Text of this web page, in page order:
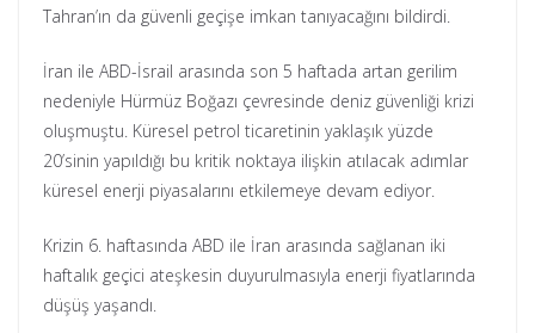
Tahran’ın da güvenli geçişe imkan tanıyacağını bildirdi.
İran ile ABD-İsrail arasında son 5 haftada artan gerilim
nedeniyle Hürmüz Boğazı çevresinde deniz güvenliği krizi
oluşmuştu. Küresel petrol ticaretinin yaklaşık yüzde
20’sinin yapıldığı bu kritik noktaya ilişkin atılacak adımlar
küresel enerji piyasalarını etkilemeye devam ediyor.
Krizin 6. haftasında ABD ile İran arasında sağlanan iki
haftalık geçici ateşkesin duyurulmasıyla enerji fiyatlarında
düşüş yaşandı.